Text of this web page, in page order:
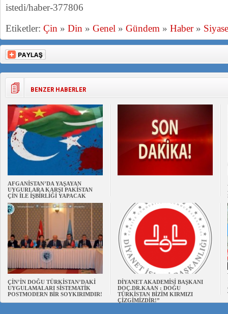
istedi/haber-377806
Etiketler: Çin » Din » Genel » Gündem » Haber»
BENZER HABERLER
AFGANİSTAN’DA YAŞAYAN
UYGURLARA KARŞI PAKİSTAN
ÇİN İLE İŞBİRLİĞİ YAPACAK
ÇİN’İN DOĞU TÜRKİSTAN’DAKİ
UYGULAMALARI SİSTEMATİK
POSTMODERN BİR SOYKIRIMDIR!
DİYANET AKADEMİSİ BAŞKANI
DOÇ.DR.KAAN : DOĞU
TÜRKİSTAN BİZİM KIRMIZI
ÇİZGİMİZDİR!”